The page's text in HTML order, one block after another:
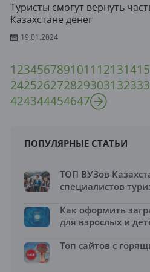
Туристы смогут вернуть
Казахстане денег
19.01.2024
1234567891011 12131415
24252627282930313233
424344454647
ПОПУЛЯРНЫЕ СТАТЬИ
ТОП ВУЗов
специалистов
Как оформить
для взрослых и
Топ сайтов с